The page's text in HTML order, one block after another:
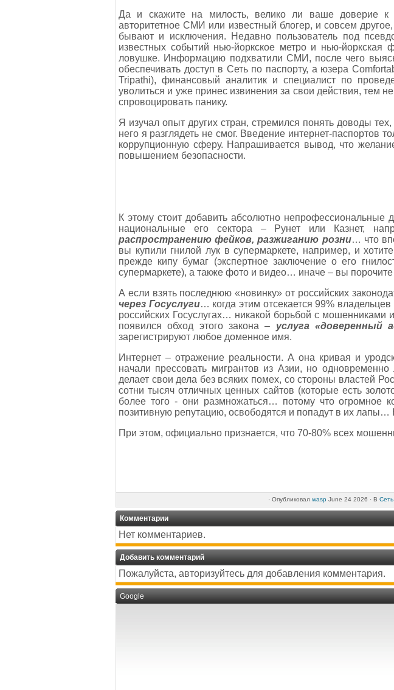
Да и скажите на милость, велико ли ваше доверие к
авторитетное СМИ или известный блогер, и совсем
бывают и исключения. Недавно пользователь под
известных событий нью-йоркское метро и нью-
ловушке. Информацию подхватили СМИ, после чего
обеспечивать доступ в Сеть по паспорту, а юзера
Tripathi), финансовый аналитик и специалист по
уволиться и уже принес извинения за свои действия, тем
спровоцировать панику.
Я изучал опыт других стран, стремился понять доводы
него я разглядеть не смог. Введение интернет-паспортов
коррупционную сферу. Напрашивается вывод, что
повышением безопасности.
К этому стоит добавить абсолютно непрофессиональные
национальные его сектора – Рунет или Казнет,
распространению фейков, разжиганию розни… что
вы купили гнилой лук в супермаркете, например, и
прежде кипу бумаг (экспертное заключение о его
супермаркете), а также фото и видео… иначе – вы
А если взять последнюю «новинку» от российских
через Госуслуги… когда этим отсекается 99%
российских Госуслугах… никакой борьбой с
появился обход этого закона – услуга «доверенный
зарегистрируют любое доменное имя.
Интернет – отражение реальности. А она кривая и
начали прессовать мигрантов из Азии, но
делает свои дела без всяких помех, со стороны властей
сотни тысяч отличных ценных сайтов (которые есть
более того - они размножаться… потому что огромное
позитивную репутацию, освободятся и попадут в их лапы…
При этом, официально признается, что 70-80% всех
· Опубликовал wasp June 24 2026 · В
Комментарии
Нет комментариев.
Добавить комментарий
Пожалуйста, авторизуйтесь для добавления комментария.
Google